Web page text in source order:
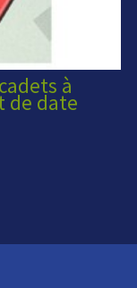
à
de date